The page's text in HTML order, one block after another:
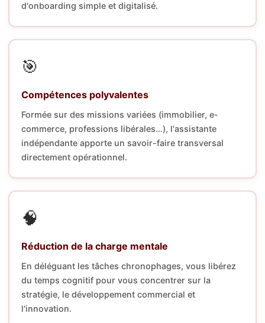
d'onboarding simple et digitalisé.
🎯
Compétences polyvalentes
Formée sur des missions variées (immobilier, e-
commerce, professions libérales…), l'assistante
indépendante apporte un savoir-faire transversal
directement opérationnel.
🧠
Réduction de la charge mentale
En déléguant les tâches chronophages, vous libérez
du temps cognitif pour vous concentrer sur la
stratégie, le développement commercial et
l'innovation.